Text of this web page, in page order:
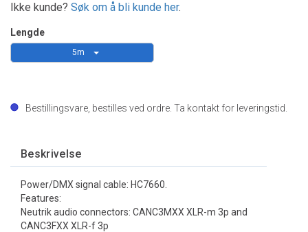
Ikke kunde? Søk om å bli kunde her.
Lengde
5m
Bestillingsvare, bestilles ved ordre. Ta kontakt for leveringstid.
Beskrivelse
Power/DMX signal cable: HC7660.
Features:
Neutrik audio connectors: CANC3MXX XLR-m 3p and
CANC3FXX XLR-f 3p